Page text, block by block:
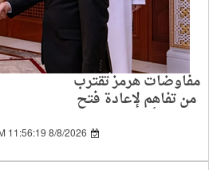
مفاوضات هرمز تقترب
من تفاهم لإعادة فتح
الممر أمام الملاحة
8/8/2026 11:56:19 AM